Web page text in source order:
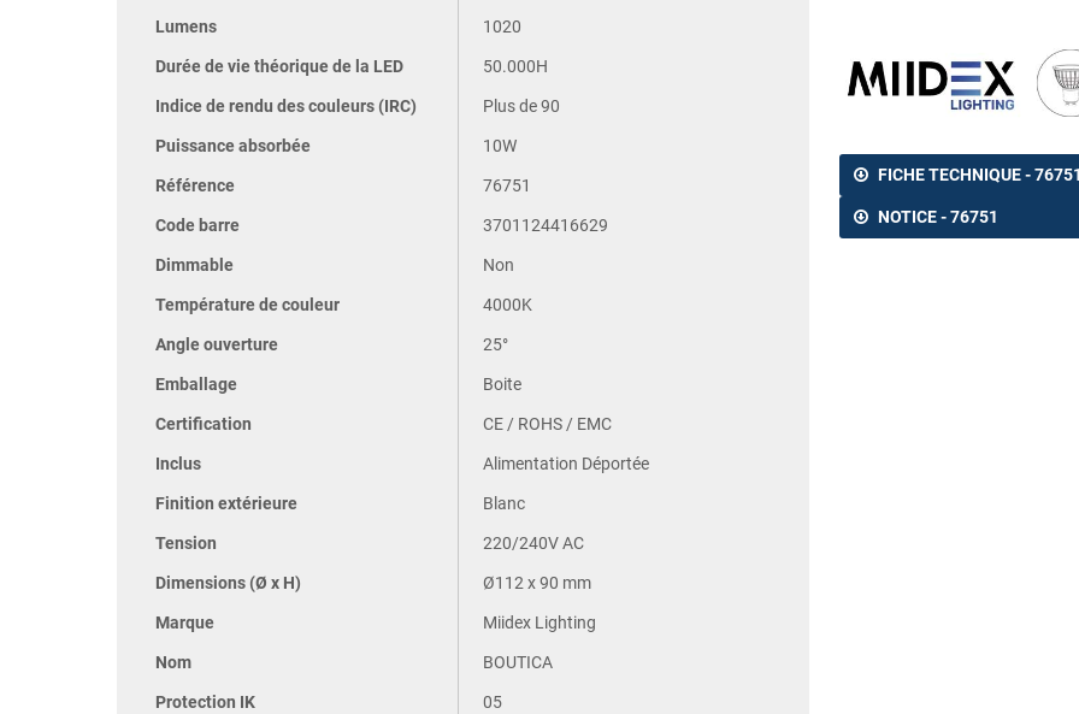
FICHE TECHNIQUE - 76751
NOTICE - 76751
Lumens 1020
Durée de vie théorique de la LED 50.000H
Indice de rendu des couleurs (IRC) Plus de 90
Puissance absorbée 10W
Référence 76751
Code barre 3701124416629
Dimmable Non
Température de couleur 4000K
Angle ouverture 25°
Emballage Boite
Certification CE / ROHS / EMC
Inclus Alimentation Déportée
Finition extérieure Blanc
Tension 220/240V AC
Dimensions (Ø x H) Ø112 x 90 mm
Marque Miidex Lighting
Nom BOUTICA
Protection IK 05